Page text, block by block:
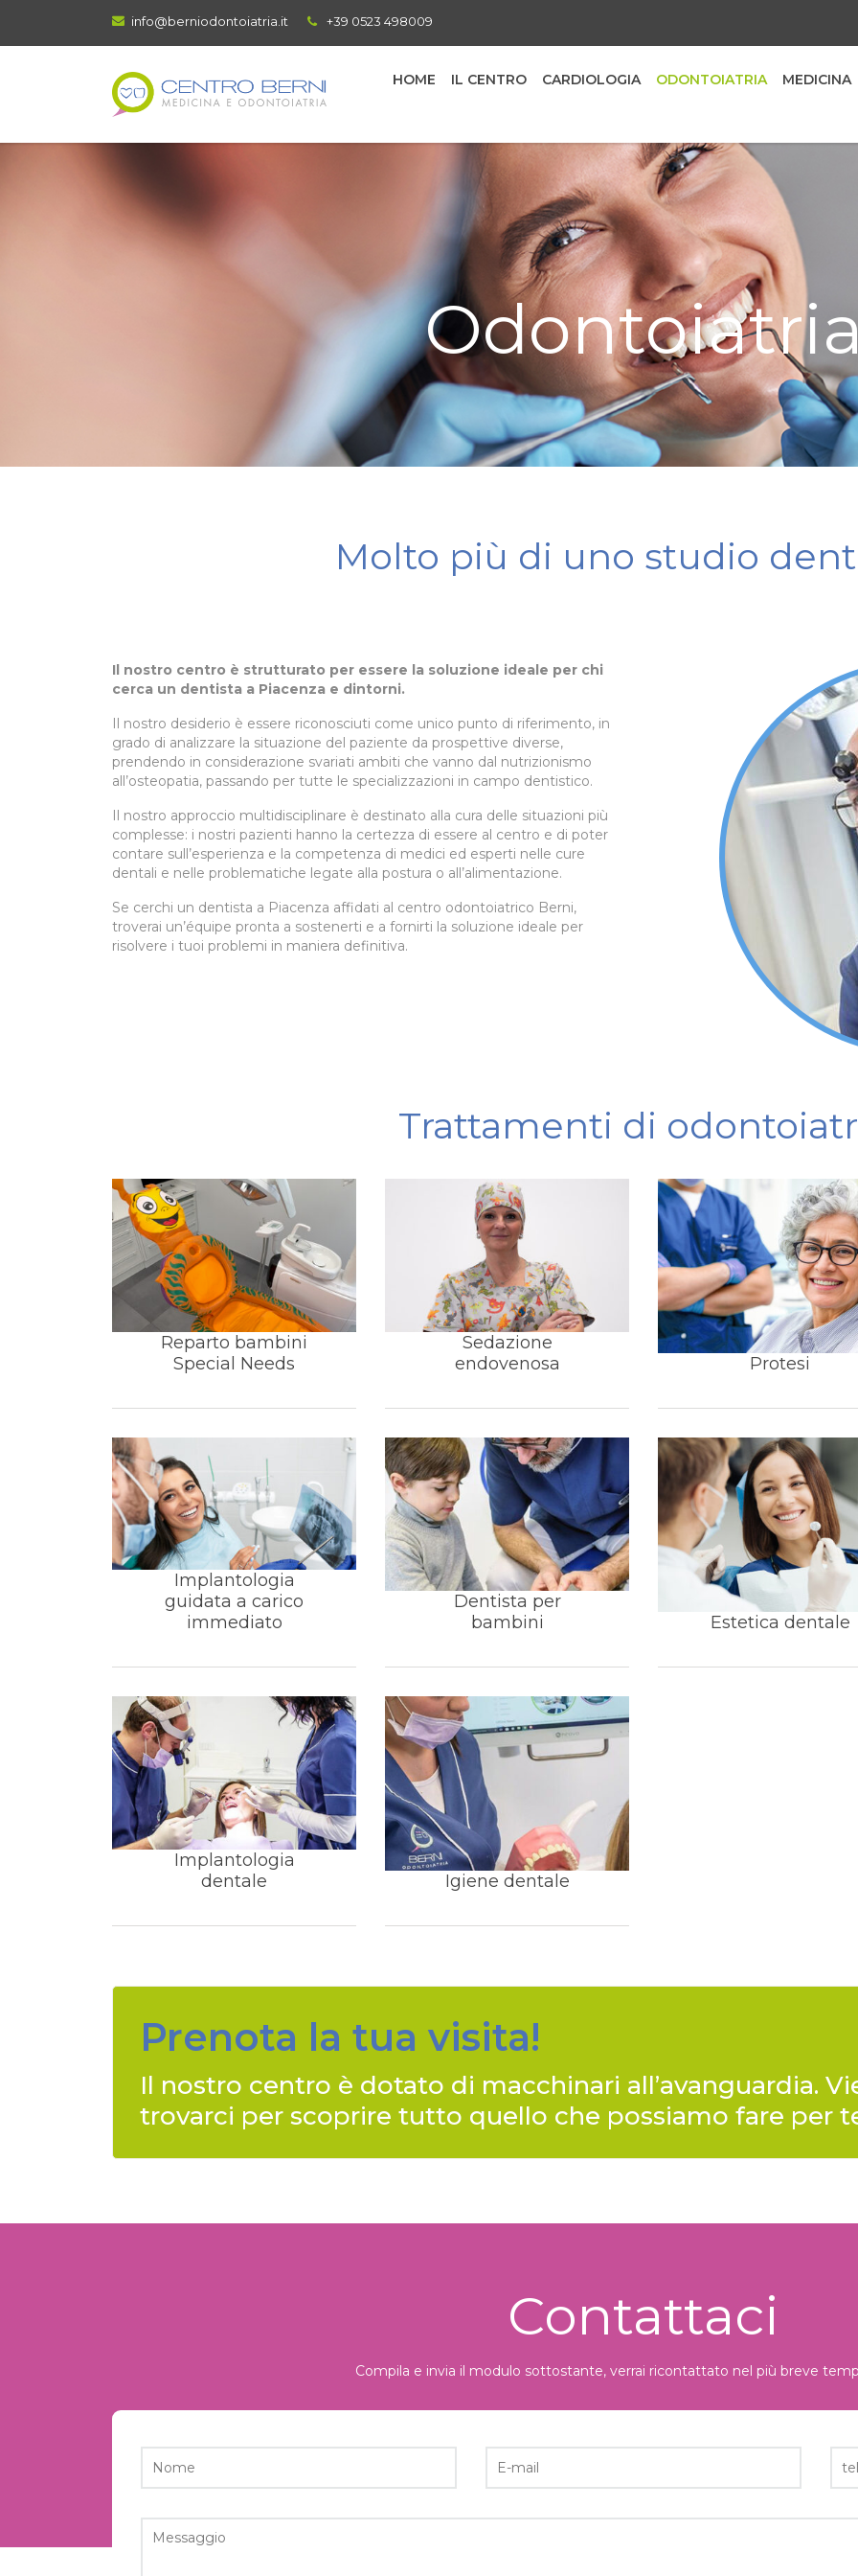
info@berniodontoiatria.it +39 0523 498009
HOME IL CENTRO CARDIOLOGIA ODONTOIATRIA MEDICINA
Molto più di uno studio
Il nostro centro è strutturato per essere la soluzione ideale per chi
cerca un dentista a Piacenza e dintorni.
Il nostro desiderio è essere riconosciuti come unico punto di riferimento, in
grado di analizzare la situazione del paziente da prospettive diverse,
prendendo in considerazione svariati ambiti che vanno dal nutrizionismo
all’osteopatia, passando per tutte le specializzazioni in campo dentistico.
Il nostro approccio multidisciplinare è destinato alla cura delle situazioni più
complesse: i nostri pazienti hanno la certezza di essere al centro e di poter
contare sull’esperienza e la competenza di medici ed esperti nelle cure
dentali e nelle problematiche legate alla postura o all’alimentazione.
Se cerchi un dentista a Piacenza affidati al centro odontoiatrico Berni,
troverai un’équipe pronta a sostenerti e a fornirti la soluzione ideale per
risolvere i tuoi problemi in maniera definitiva.
Trattamenti di
Reparto bambini
Special Needs
Sedazione
endovenosa
Protesi
Implantologia
guidata a carico
immediato
Dentista per
bambini
Estetica dentale
Implantologia
dentale
Igiene dentale
Prenota la tua visita!
Il nostro centro è dotato di macchinari all’avanguardia.
trovarci per scoprire tutto quello che possiamo fare per
Contattaci
Compila e invia il modulo sottostante, verrai ricontattato nel più breve